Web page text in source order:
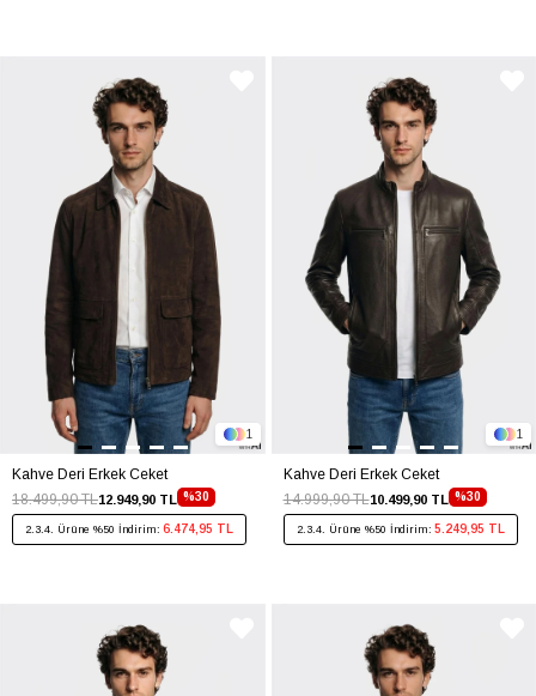
Kahve Deri Erkek Ceket
%30
12.949,90 TL
18.499,90 TL
2.3.4. Ürüne %50 İndirim: 6.474,95 TL
1
Kahve Deri Erkek Ceket
%30
10.499,90 TL
14.999,90 TL
2.3.4. Ürüne %50 İndirim: 5.249,95 TL
1